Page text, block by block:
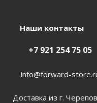
Наши контакты
+7 921 254 75 05
info@forward-
Доставка из г.